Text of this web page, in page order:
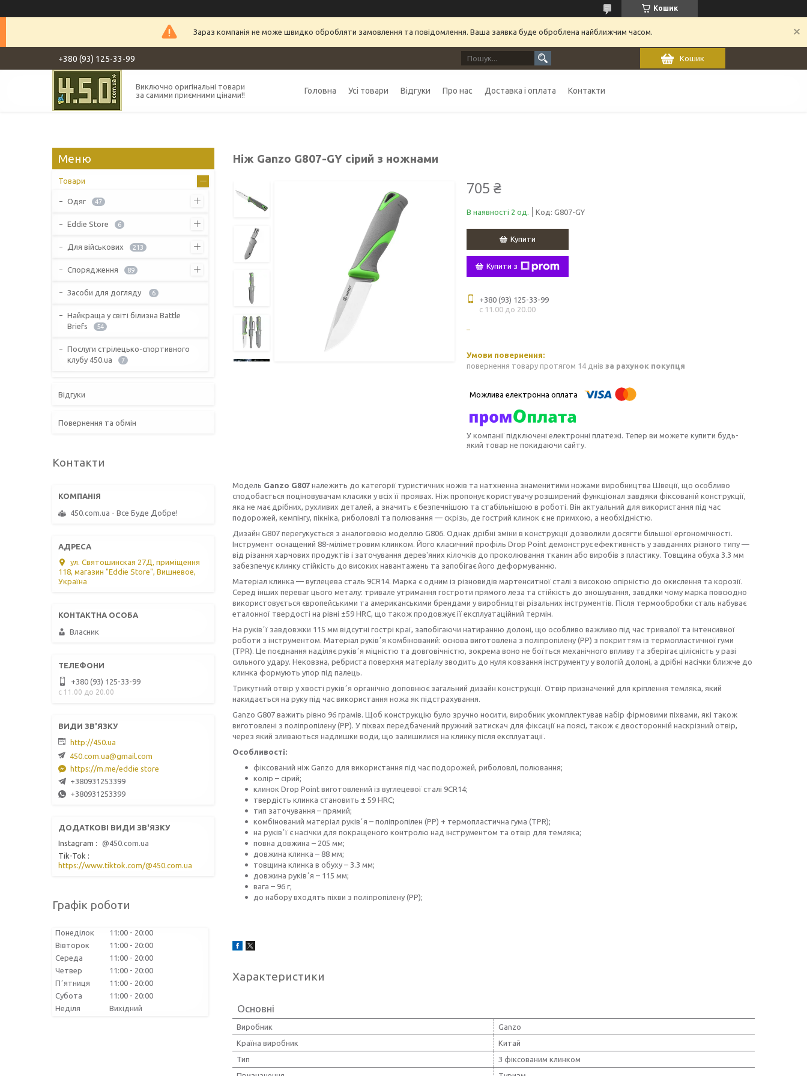
Кошик
Зараз компанія не може швидко обробляти замовлення та повідомлення. Ваша заявка буде оброблена найближчим часом.
+380 (93) 125-33-99 Кошик
Виключно оригінальні товари
за самими приємними цінами!!
Головна Усі товари Відгуки Про нас Доставка і оплата Контакти
Ніж Ganzo G807-GY сірий з ножнами
705 ₴
В наявності 2 од. Код: G807-GY
Купити
Купити з
+380 (93) 125-33-99
с 11.00 до 20.00
повернення товару протягом 14 днів за рахунок покупця
У компанії підключені електронні платежі. Тепер ви можете купити будь-
який товар не покидаючи сайту.
Модель Ganzo G807 належить до категорії туристичних ножів та натхненна знаменитими ножами виробництва Швеції, що особливо
сподобається поціновувачам класики у всіх її проявах. Ніж пропонує користувачу розширений функціонал завдяки фіксованій конструкції,
яка не має дрібних, рухливих деталей, а значить є безпечнішою та стабільнішою в роботі. Він актуальний для використання під час
подорожей, кемпінгу, пікніка, риболовлі та полювання — скрізь, де гострий клинок є не примхою, а необхідністю.
Дизайн G807 перегукується з аналоговою моделлю G806. Однак дрібні зміни в конструкції дозволили досягти більшої ергономічності.
Інструмент оснащений 88-міліметровим клинком. Його класичний профіль Drop Point демонструє ефективність у завданнях різного типу —
від різання харчових продуктів і заточування дерев'яних кілочків до проколювання тканин або виробів з пластику. Товщина обуха 3.3 мм
забезпечує клинку стійкість до високих навантажень та запобігає його деформуванню.
Матеріал клинка — вуглецева сталь 9CR14. Марка є одним із різновидів мартенситної сталі з високою опірністю до окислення та корозії.
Серед інших переваг цього металу: тривале утримання гостроти прямого леза та стійкість до зношування, завдяки чому марка повсюдно
використовується європейськими та американськими брендами у виробництві різальних інструментів. Після термообробки сталь набуває
еталонної твердості на рівні ±59 HRC, що також продовжує її експлуатаційний термін.
На руківʼї завдовжки 115 мм відсутні гострі краї, запобігаючи натиранню долоні, що особливо важливо під час тривалої та інтенсивної
роботи з інструментом. Матеріал руківʼя комбінований: основа виготовлена з поліпропілену (PP) з покриттям із термопластичної гуми
(TPR). Це поєднання наділяє руківʼя міцністю та довговічністю, зокрема воно не боїться механічного впливу та зберігає цілісність у разі
сильного удару. Нековзна, ребриста поверхня матеріалу зводить до нуля ковзання інструменту у вологій долоні, а дрібні насічки ближче до
клинка формують упор під палець.
Трикутний отвір у хвості руківʼя органічно доповнює загальний дизайн конструкції. Отвір призначений для кріплення темляка, який
накидається на руку під час використання ножа як підстрахування.
Ganzo G807 важить рівно 96 грамів. Щоб конструкцію було зручно носити, виробник укомплектував набір фірмовими піхвами, які також
виготовлені з поліпропілену (PP). У піхвах передбачений пружний затискач для фіксації на поясі, також є двосторонній наскрізний отвір,
через який зливаються надлишки води, що залишилися на клинку після експлуатації.
Особливості:
фіксований ніж Ganzo для використання під час подорожей, риболовлі, полювання;
колір – сірий;
клинок Drop Point виготовлений із вуглецевої сталі 9CR14;
твердість клинка становить ± 59 HRC;
тип заточування – прямий;
комбінований матеріал руківʼя – поліпропілен (PP) + термопластична гума (TPR);
на руківʼї є насічки для покращеного контролю над інструментом та отвір для темляка;
повна довжина – 205 мм;
довжина клинка – 88 мм;
товщина клинка в обуху – 3.3 мм;
довжина руківʼя – 115 мм;
вага – 96 г;
до набору входять піхви з поліпропілену (PP);
Характеристики
Основні
Виробник
Ganzo
Країна виробник
Китай
Тип
З фіксованим клинком
Товари
Одяг 47
Eddie Store 6
Для військових 213
Спорядження 89
Засоби для догляду 6
Найкраща у світі білизна Battle
Briefs
54
Послуги стрілецько-спортивного
клубу 450.ua
7
Відгуки
Повернення та обмін
Контакти
450.com.ua - Все Буде Добре!
ул. Святошинская 27Д, приміщення
118, магазин "Eddie Store", Вишневое,
Україна
Власник
+380 (93) 125-33-99
с 11.00 до 20.00
http://450.ua
450.com.ua@gmail.com
https://m.me/eddie store
+380931253399
+380931253399
Instagram
@450.com.ua
Tik-Tok
https://www.tiktok.com/@450.com.ua
Графік роботи
Понеділок 11:00
20:00
Вівторок
11:00
20:00
Середа
11:00
20:00
Четвер
11:00
20:00
Пʼятниця
11:00
20:00
Субота
11:00
20:00
Неділя
Вихідний